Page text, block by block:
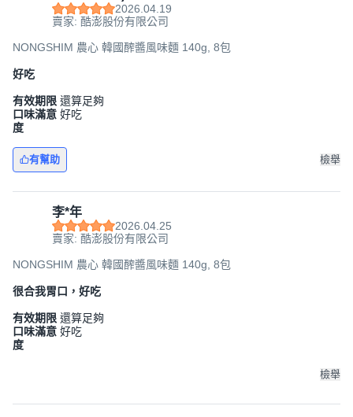
2026.04.19
賣家: 酷澎股份有限公司
NONGSHIM 農心 韓國醡醬風味麵 140g, 8包
好吃
有效期限 還算足夠
口味滿意
度
好吃
有幫助 檢舉
李*年
2026.04.25
賣家: 酷澎股份有限公司
NONGSHIM 農心 韓國醡醬風味麵 140g, 8包
很合我胃口，好吃
有效期限 還算足夠
口味滿意
度
好吃
檢舉